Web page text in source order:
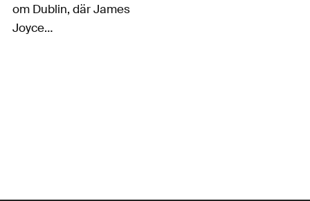
om Dublin, där James
Joyce
Hedlund berättar om…